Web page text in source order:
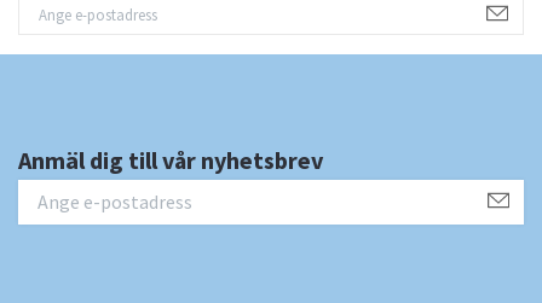
Anmäl dig till vår nyhetsbrev